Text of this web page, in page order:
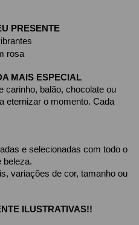
PRESENTE
rosa
MAIS ESPECIAL
carinho, balão, chocolate ou
eternizar o momento. Cada
e selecionadas com todo o
beleza.
variações de cor, tamanho ou
ILUSTRATIVAS!!